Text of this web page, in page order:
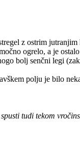
z ostrim jutranjim
ogrelo, a je
bolj senčni legi
polju je bilo
tudi tekom